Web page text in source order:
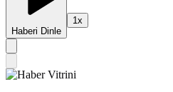
Haberi Dinle
1x